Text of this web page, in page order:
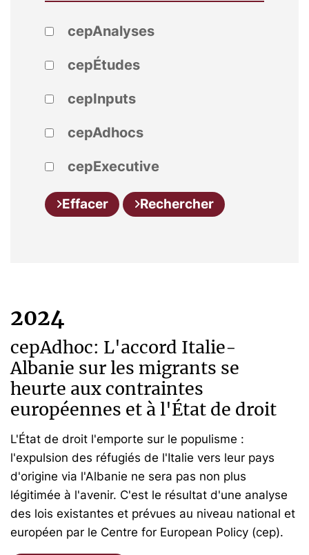
cepAnalyses
cepÉtudes
cepInputs
cepAdhocs
cepExecutive
Effacer Rechercher
2024
cepAdhoc: L'accord Italie-
Albanie sur les migrants se
heurte aux contraintes
européennes et à l'État de droit
L'État de droit l'emporte sur le populisme :
l'expulsion des réfugiés de l'Italie vers leur pays
d'origine via l'Albanie ne sera pas non plus
légitimée à l'avenir. C'est le résultat d'une analyse
des lois existantes et prévues au niveau national et
européen par le Centre for European Policy (cep).